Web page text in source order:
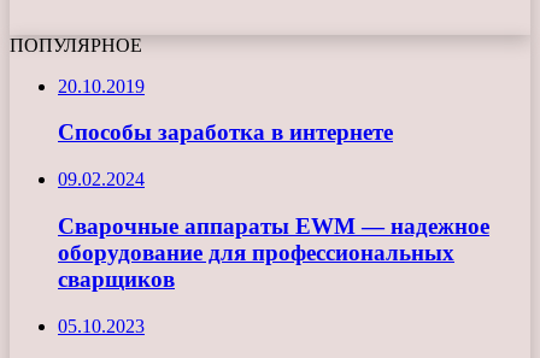
ПОПУЛЯРНОЕ
20.10.2019
Способы заработка в интернете
09.02.2024
Сварочные аппараты EWM — надежное
оборудование для профессиональных
сварщиков
05.10.2023